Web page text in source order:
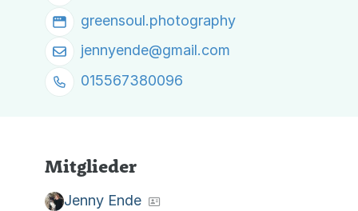
greensoul.photography
jennyende@gmail.com
015567380096
Mitglieder
Jenny Ende